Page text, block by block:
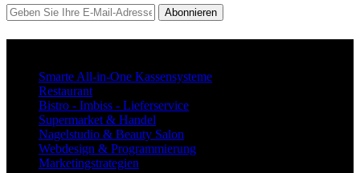
Abonnieren
Smarte All-in-One Kassensysteme
Restaurant
Bistro - Imbiss - Lieferservice
Supermarket & Handel
Nagelstudio & Beauty Salon
Webdesign & Programmierung
Marketingstrategien